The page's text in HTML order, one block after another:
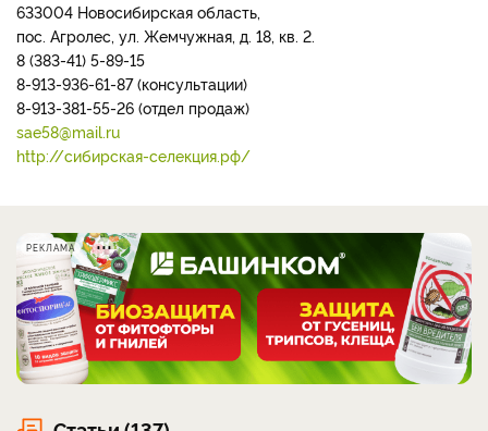
633004 Новосибирская область,
пос. Агролес, ул. Жемчужная, д. 18, кв. 2.
8 (383-41) 5-89-15
8-913-936-61-87 (консультации)
8-913-381-55-26 (отдел продаж)
sae58@mail.ru
http://сибирская-селекция.рф/
РЕКЛАМА